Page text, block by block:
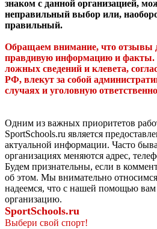
знаком с данной организацией,
неправильный выбор или,
правильный.
Обращаем внимание, что отзывы
правдивую информацию и факты.
ложных сведений и клевета,
РФ, влекут за собой
случаях и уголовную
Одним из важных приоритетов
SportSchools.ru является
актуальной информации. Часто
организациях меняются адрес,
Будем признательны, если в
об этом. Мы внимательно
надеемся, что с нашей помощью
организацию.
SportSchools.ru
Выбери свой спорт!